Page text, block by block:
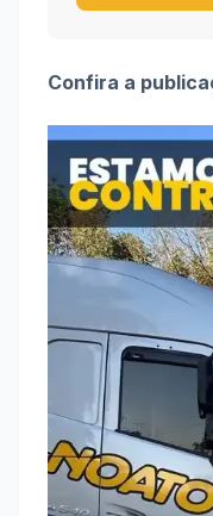
Confira a